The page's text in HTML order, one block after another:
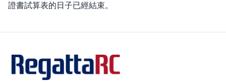
證書試算表的日子已經結束。